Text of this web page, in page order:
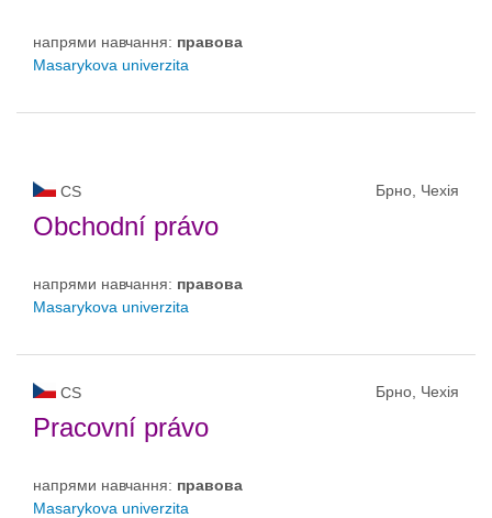
напрями навчання: правовa
Masarykova univerzita
CS Брно, Чехія
Obchodní právo
напрями навчання: правовa
Masarykova univerzita
CS Брно, Чехія
Pracovní právo
напрями навчання: правовa
Masarykova univerzita